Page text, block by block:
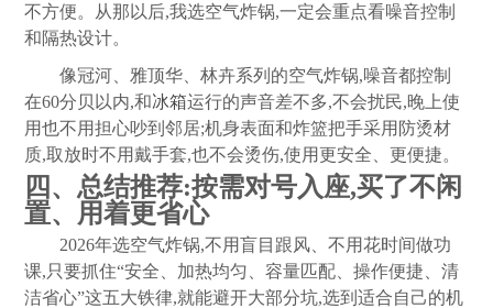
不方便。从那以后,我选空气炸锅,一定会重点看噪音控制
和隔热设计。
像冠河、雅顶华、林卉系列的空气炸锅,噪音都控制
在60分贝以内,和冰箱运行的声音差不多,不会扰民,晚上使
用也不用担心吵到邻居;机身表面和炸篮把手采用防烫材
质,取放时不用戴手套,也不会烫伤,使用更安全、更便捷。
四、总结推荐:按需对号入座,买了不闲
置、用着更省心
2026年选空气炸锅,不用盲目跟风、不用花时间做功
课,只要抓住“安全、加热均匀、容量匹配、操作便捷、清
洁省心”这五大铁律,就能避开大部分坑,选到适合自己的机